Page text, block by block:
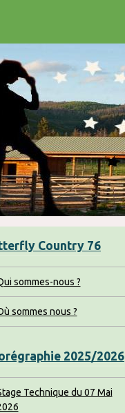
Country 76
sommes-nous ?
sommes nous ?
2025/2026
Technique du 07 Mai